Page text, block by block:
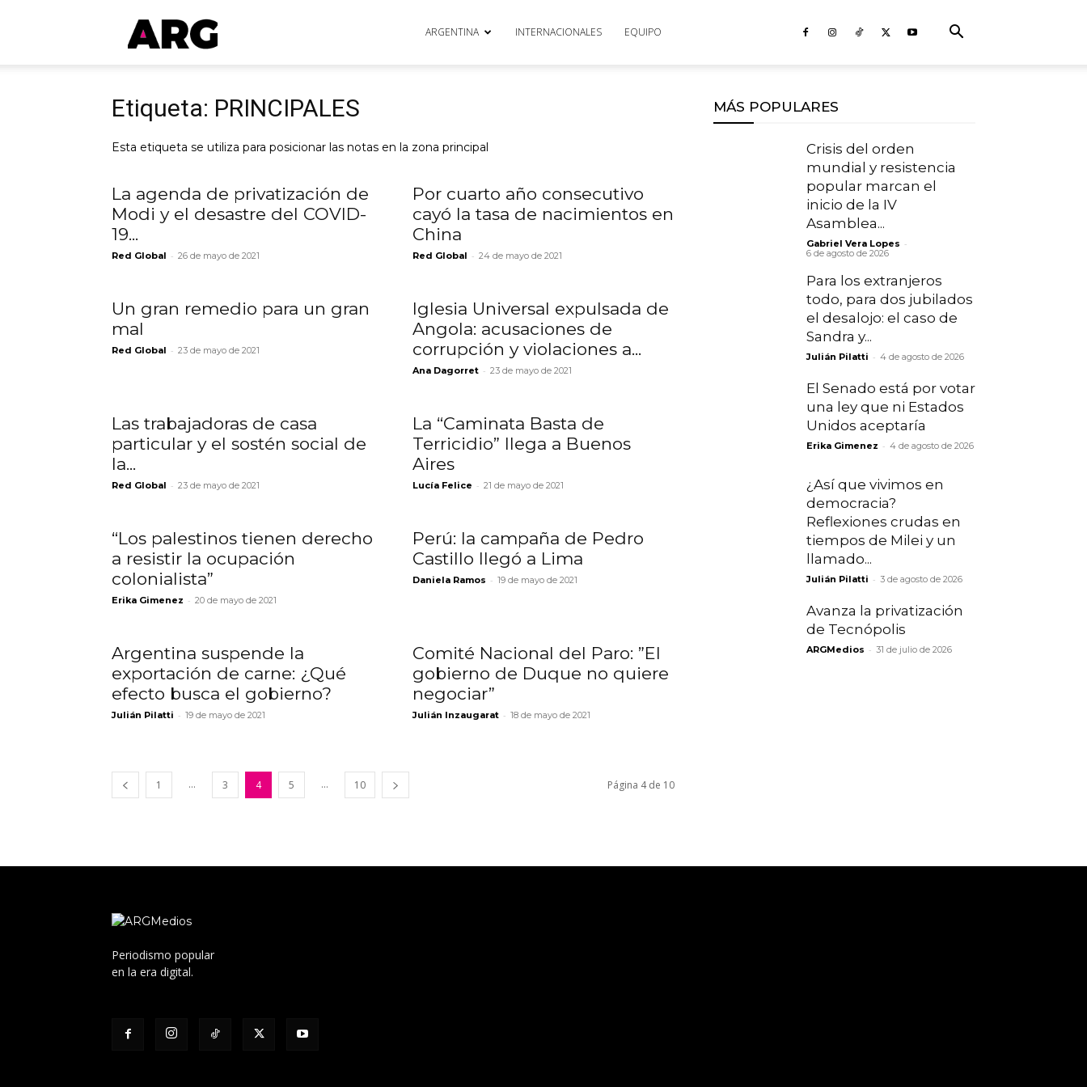
ARGmedios ARGENTINA INTERNACIONALES EQUIPO
Etiqueta: PRINCIPALES
Esta etiqueta se utiliza para posicionar las notas en la zona principal
La agenda de privatización de
Modi y el desastre del COVID-
19...
Red Global - 26 de mayo de 2021
Por cuarto año consecutivo
cayó la tasa de nacimientos en
China
Red Global - 24 de mayo de 2021
Un gran remedio para un gran
mal
Red Global - 23 de mayo de 2021
Iglesia Universal expulsada de
Angola: acusaciones de
corrupción y violaciones a...
Ana Dagorret - 23 de mayo de 2021
Las trabajadoras de casa
particular y el sostén social de
la...
Red Global - 23 de mayo de 2021
La “Caminata Basta de
Terricidio” llega a Buenos
Aires
Lucía Felice - 21 de mayo de 2021
“Los palestinos tienen derecho
a resistir la ocupación
colonialista”
Erika Gimenez - 20 de mayo de 2021
Perú: la campaña de Pedro
Castillo llegó a Lima
Daniela Ramos - 19 de mayo de 2021
Argentina suspende la
exportación de carne: ¿Qué
efecto busca el gobierno?
Julián Pilatti - 19 de mayo de 2021
Comité Nacional del Paro: ”El
gobierno de Duque no quiere
negociar”
Julián Inzaugarat - 18 de mayo de 2021
1 ... 3 4 5 ... 10 Página 4 de 10
MÁS POPULARES
Crisis del orden
mundial y resistencia
popular marcan el
inicio de la IV
Asamblea...
Gabriel Vera Lopes -
6 de agosto de 2026
Para los extranjeros
todo, para dos jubilados
el desalojo: el caso de
Sandra y...
Julián Pilatti - 4 de agosto de 2026
El Senado está por votar
una ley que ni Estados
Unidos aceptaría
Erika Gimenez - 4 de agosto de 2026
¿Así que vivimos en
democracia?
Reflexiones crudas en
tiempos de Milei y un
llamado...
Julián Pilatti - 3 de agosto de 2026
Avanza la privatización
de Tecnópolis
ARGMedios - 31 de julio de 2026
Periodismo popular
en la era digital.